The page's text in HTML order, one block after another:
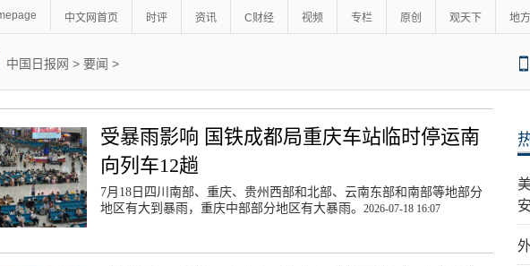
中文网首页 时评 资讯 C财经 视频 专栏 原创 观天下 地方
中国日报网 > 要闻 >
受暴雨影响 国铁成都局重庆车站临时停运南
向列车12趟
7月18日四川南部、重庆、贵州西部和北部、云南东部和南部等地部分
地区有大到暴雨，重庆中部部分地区有大暴雨。2026-07-18 16:07